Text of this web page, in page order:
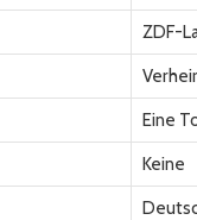
ZDF-
Eine
Keine